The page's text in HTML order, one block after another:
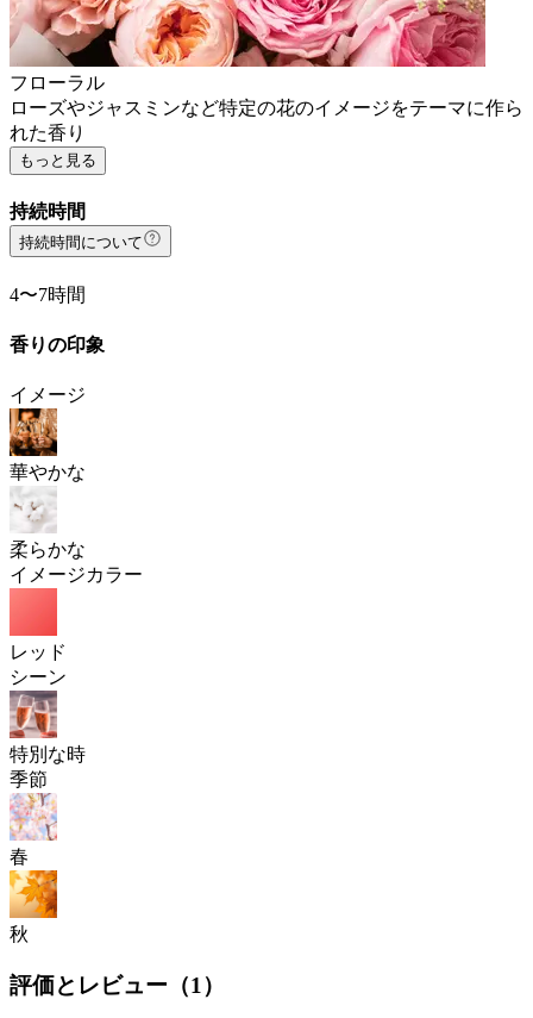
フローラル
ローズやジャスミンなど特定の花のイメージをテーマに作ら
れた香り
もっと見る
持続時間
持続時間について
4〜7時間
香りの印象
イメージ
華やかな
柔らかな
イメージカラー
レッド
シーン
特別な時
季節
春
秋
評価とレビュー（1 ）